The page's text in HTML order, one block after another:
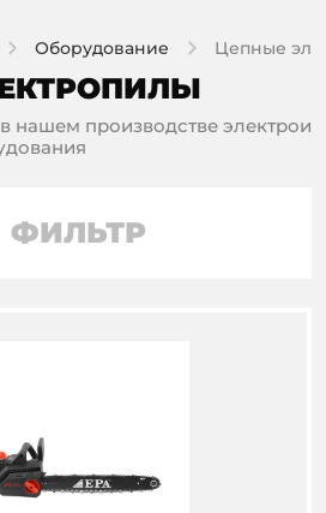
Оборудование Цепные
в нашем производстве электрои
ФИЛЬТР